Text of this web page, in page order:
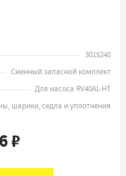
3015240
Сменный запасной комплект
Для насоса RV40AL-HT
шарики, седла и уплотнения
₽